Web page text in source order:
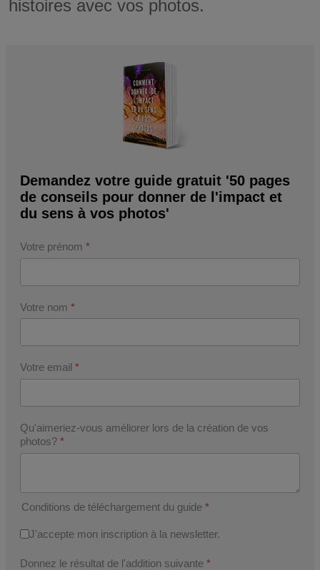
histoires avec vos photos.
Demandez votre guide gratuit '50 pages
de conseils pour donner de l'impact et
du sens à vos photos'
Votre prénom *
Votre nom *
Votre email *
Qu'aimeriez-vous améliorer lors de la création de vos
photos? *
Conditions de téléchargement du guide *
J'accepte mon inscription à la newsletter.
Donnez le résultat de l'addition suivante *